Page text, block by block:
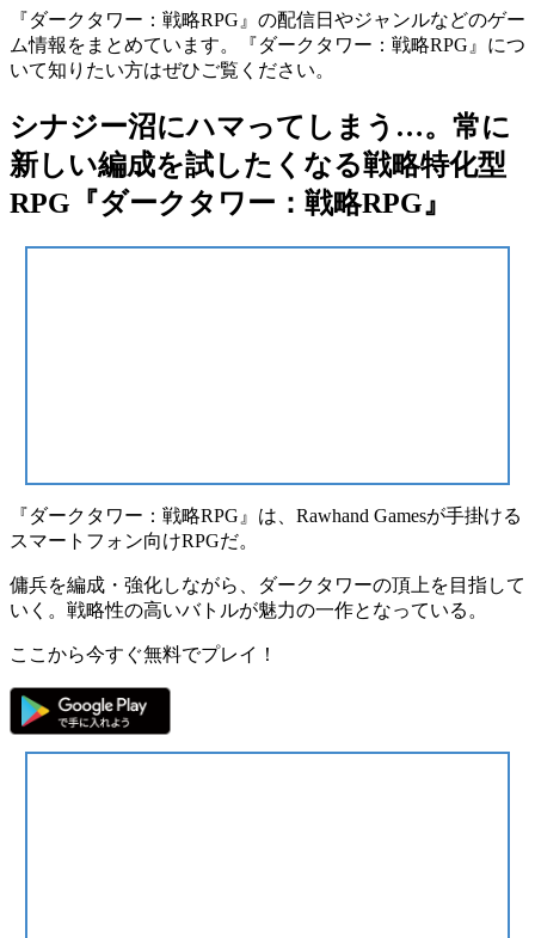
『ダークタワー：戦略RPG』の配信日やジャンルなどのゲー
ム情報をまとめています。『ダークタワー：戦略RPG』につ
いて知りたい方はぜひご覧ください。
シナジー沼にハマってしまう…。常に
新しい編成を試したくなる戦略特化型
RPG『ダークタワー：戦略RPG』
『ダークタワー：戦略RPG』は、Rawhand Gamesが手掛ける
スマートフォン向けRPGだ。
傭兵を編成・強化しながら、ダークタワーの頂上を目指して
いく。戦略性の高いバトルが魅力の一作となっている。
ここから今すぐ無料でプレイ！